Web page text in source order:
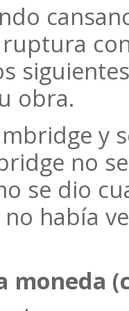
obra.
y
no
se dio
había
moneda